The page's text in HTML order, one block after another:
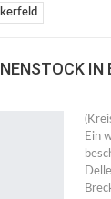
IN
Ein